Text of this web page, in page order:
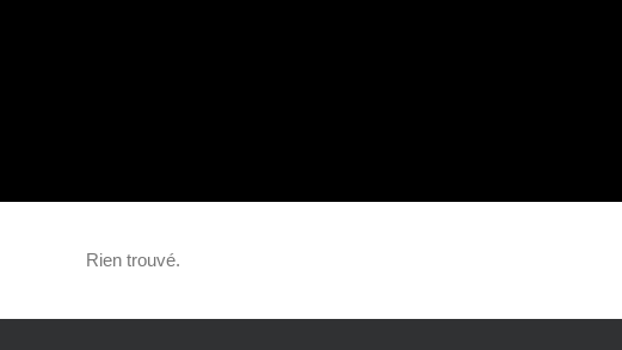
DÉVOILÉE DANS SA
Rien trouvé.